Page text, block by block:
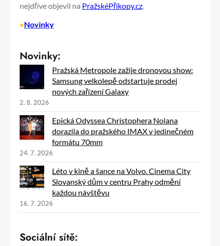
nejdříve objevil na PražskéPříkopy.cz
•Novinky
Novinky:
Pražská Metropole zažije dronovou show:
Samsung velkolepě odstartuje prodej
nových zařízení Galaxy
2. 8. 2026
Epická Odyssea Christophera Nolana
dorazila do pražského IMAX v jedinečném
formátu 70mm
24. 7. 2026
Léto v kině a šance na Volvo. Cinema City
Slovanský dům v centru Prahy odmění
každou návštěvu
16. 7. 2026
Sociální sítě: